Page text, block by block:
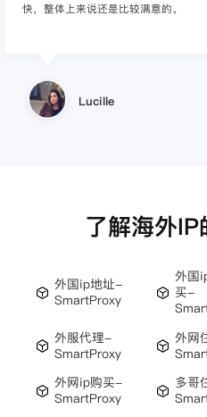
感觉还是不错的，非常推荐身边的同行
小美同学
了解海外
外国ip地址-
SmartProxy
外国
买-
外服代理-
SmartProxy
外网
外网ip购买-
SmartProxy
多哥